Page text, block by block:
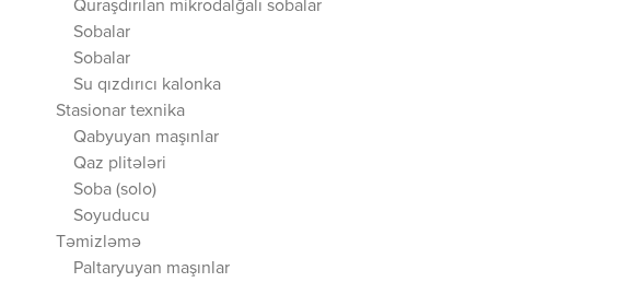
Quraşdırılan mikrodalğalı sobalar
Sobalar
Sobalar
Su qızdırıcı kalonka
Stasionar texnika
Qabyuyan maşınlar
Qaz plitələri
Soba (solo)
Soyuducu
Təmizləmə
Paltaryuyan maşınlar